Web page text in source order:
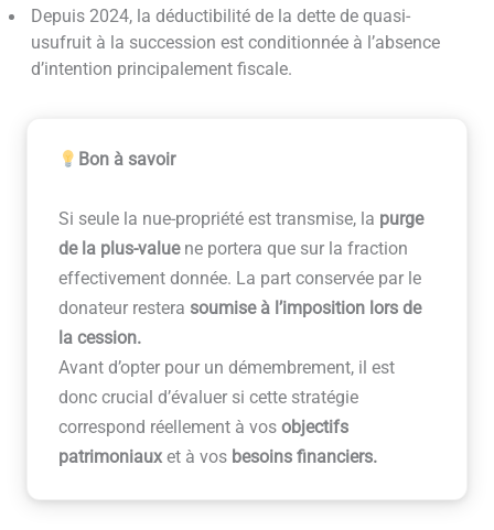
Depuis 2024, la déductibilité de la dette de quasi-
usufruit à la succession est conditionnée à l’absence
d’intention principalement fiscale.
Bon à savoir
Si seule la nue-propriété est transmise, la purge
de la plus-valuene portera que sur la fraction
effectivement donnée. La part conservée par le
donateur restera soumise à l’imposition lors de
la cession.
Avant d’opter pour un démembrement, il est
donc crucial d’évaluer si cette stratégie
correspond réellement à vos objectifs
patrimoniauxet à vos besoins financiers.